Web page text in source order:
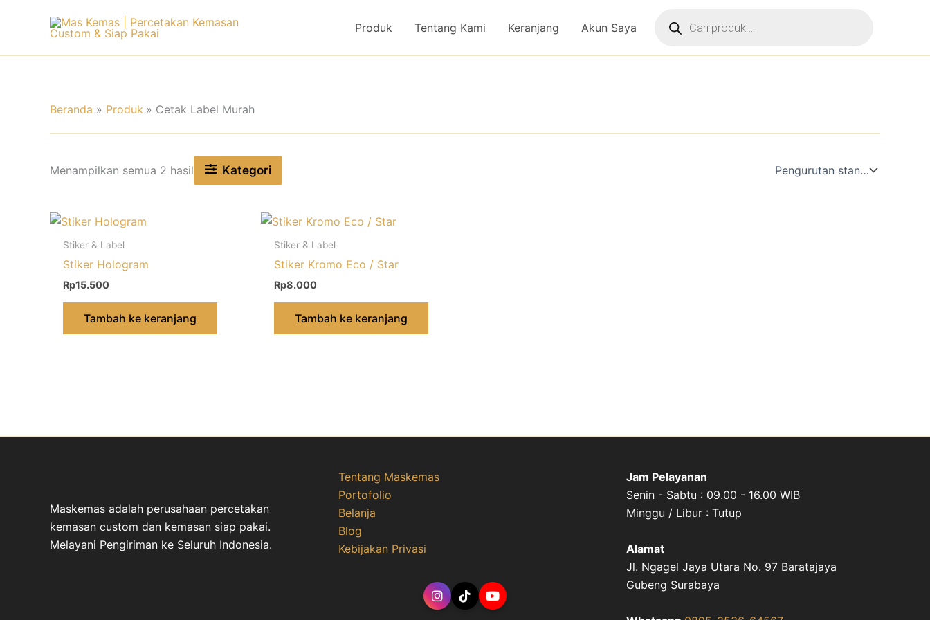
Produk Tentang Kami Keranjang Akun Saya
search
Beranda Produk Cetak Label Murah
Menampilkan semua 2 hasil Kategori
Stiker & Label
Stiker Hologram
Rp15.500
Tambah ke keranjang
Stiker & Label
Stiker Kromo Eco / Star
Rp8.000
Tambah ke keranjang
Maskemas adalah perusahaan percetakan
kemasan custom dan kemasan siap pakai.
Melayani Pengiriman ke Seluruh Indonesia.
Tentang Maskemas
Portofolio
Belanja
Blog
Kebijakan Privasi
Jam Pelayanan
Senin - Sabtu : 09.00 - 16.00 WIB
Minggu / Libur : Tutup
Alamat
Jl. Ngagel Jaya Utara No. 97 Baratajaya
Gubeng Surabaya